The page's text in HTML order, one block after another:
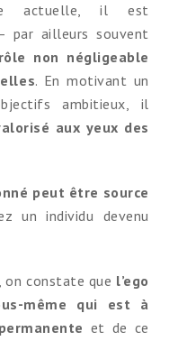
actuelle, il est
par ailleurs souvent
non négligeable
. En motivant un
ambitieux, il
aux yeux des
peut être source
un individu devenu
on constate que l’ego
même qui est à
et de ce